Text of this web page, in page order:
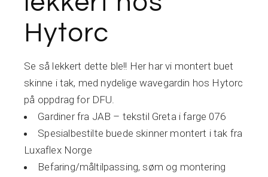
Hytorc
Se så lekkert dette ble!! Her har vi montert buet
skinne i tak, med nydelige wavegardin hos Hytorc
på oppdrag for DFU.
Gardiner fra JAB – tekstil Greta i farge 076
Spesialbestilte buede skinner montert i tak fra
Luxaflex Norge
Befaring/måltilpassing, søm og montering